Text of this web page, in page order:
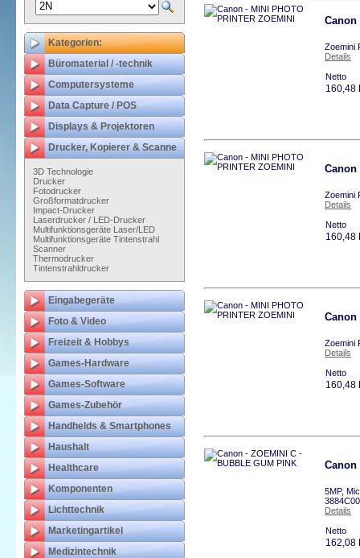
Canon
Zoemini
Details
Netto
160,48
Canon
Zoemini
Details
Netto
160,48
Canon
Zoemini
Details
Netto
160,48
Canon
5MP,
Details
Netto
162,08
Kategorien:
Büromaterial / -technik
Computersysteme
Data Capture / POS
Displays & Projektoren
Drucker, Kopierer & Scanne
3D Technologie
Drucker
Fotodrucker
Großformatdrucker
Impact-Drucker
Laserdrucker / LED-Drucker
Multifunktionsgeräte Laser/LED
Multifunktionsgeräte Tintenstrahl
Scanner
Thermodrucker
Tintenstrahldrucker
Eingabegeräte
Foto & Video
Freizeit & Hobbys
Games-Hardware
Games-Software
Games-Zubehör
Handhelds & Smartphones
Haushalt
Healthcare
Komponenten
Lichttechnik
Marketingartikel
Medizintechnik